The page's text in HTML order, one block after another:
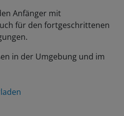
Anfänger mit
für den fortgeschrittenen
in der Umgebung und im